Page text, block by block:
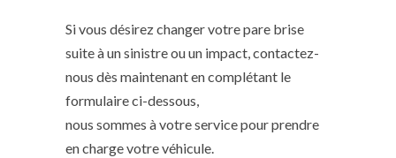
Si vous désirez changer votre pare brise
suite à un sinistre ou un impact, contactez-
nous dès maintenant en complétant le
formulaire ci-dessous,
nous sommes à votre service pour prendre
en charge votre véhicule.